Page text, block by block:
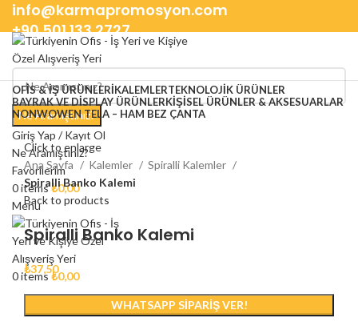
info@karmapromosyon.com
+90 501 133 2727
Ne Aramıştınız?
Giriş Yap / Kayıt Ol
Ne Aramıştınız?
Favorilerim
0items₺0,00
Menu
0items₺0,00
OFIS & İŞ ÜRÜNLERIKALEMLERTEKNOLOJIK ÜRÜNLER
BAYRAK VE DISPLAY ÜRÜNLERKIŞISEL ÜRÜNLER & AKSESUARLAR
NONWOWEN TELA – HAM BEZ ÇANTA
Click to enlarge
Ana Sayfa
Kalemler
Spiralli Kalemler
Spiralli Banko Kalemi
Back to products
Spiralli Banko Kalemi
₺37,50
WHATSAPP SIPARIŞ VER!